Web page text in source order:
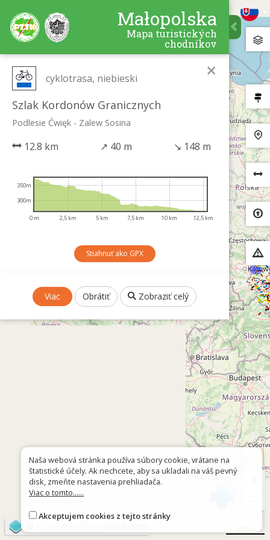
Małopolska
Mapa turistických
chodníkov
×
cyklotrasa, niebieski
Szlak Kordonów Granicznych
Podlesie Ćwięk - Zalew Sosina
12.8 km ↗ 40 m ↘ 148 m
0 m 2,5 km 5 km 7,5 km 10 km 12,5 km
300m
350m
Stiahnuť ako GPX
Viac Obrátiť Zobraziť celý
Naša webová stránka používa súbory cookie, vrátane na
štatistické účely. Ak nechcete, aby sa ukladali na váš pevný
disk, zmeňte nastavenia prehliadača.
Viac o tomto......
Akceptujem cookies z tejto stránky